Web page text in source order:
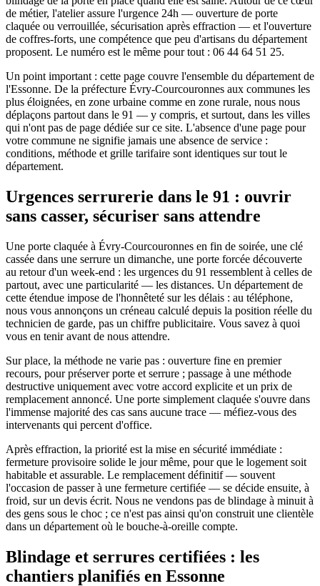
de métier, l'atelier assure l'urgence 24h — ouverture de porte
claquée ou verrouillée, sécurisation après effraction — et l'ouverture
de coffres-forts, une compétence que peu d'artisans du département
proposent. Le numéro est le même pour tout : 06 44 64 51 25.
Un point important : cette page couvre l'ensemble du département de
l'Essonne. De la préfecture Évry-Courcouronnes aux communes les
plus éloignées, en zone urbaine comme en zone rurale, nous nous
déplaçons partout dans le 91 — y compris, et surtout, dans les villes
qui n'ont pas de page dédiée sur ce site. L'absence d'une page pour
votre commune ne signifie jamais une absence de service :
conditions, méthode et grille tarifaire sont identiques sur tout le
département.
Urgences serrurerie dans le 91 : ouvrir
sans casser, sécuriser sans attendre
Une porte claquée à Évry-Courcouronnes en fin de soirée, une clé
cassée dans une serrure un dimanche, une porte forcée découverte
au retour d'un week-end : les urgences du 91 ressemblent à celles de
partout, avec une particularité — les distances. Un département de
cette étendue impose de l'honnêteté sur les délais : au téléphone,
nous vous annonçons un créneau calculé depuis la position réelle du
technicien de garde, pas un chiffre publicitaire. Vous savez à quoi
vous en tenir avant de nous attendre.
Sur place, la méthode ne varie pas : ouverture fine en premier
recours, pour préserver porte et serrure ; passage à une méthode
destructive uniquement avec votre accord explicite et un prix de
remplacement annoncé. Une porte simplement claquée s'ouvre dans
l'immense majorité des cas sans aucune trace — méfiez-vous des
intervenants qui percent d'office.
Après effraction, la priorité est la mise en sécurité immédiate :
fermeture provisoire solide le jour même, pour que le logement soit
habitable et assurable. Le remplacement définitif — souvent
l'occasion de passer à une fermeture certifiée — se décide ensuite, à
froid, sur un devis écrit. Nous ne vendons pas de blindage à minuit à
des gens sous le choc ; ce n'est pas ainsi qu'on construit une clientèle
dans un département où le bouche-à-oreille compte.
Blindage et serrures certifiées : les
chantiers planifiés en Essonne